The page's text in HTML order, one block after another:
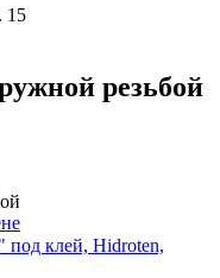
15
резьбой
под клей, Hidroten,